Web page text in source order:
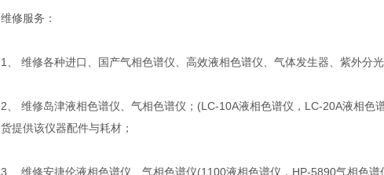
维修服务：
1、 维修各种进口、国产气相色谱仪、高效液相色谱仪、气体发生器、紫外分
2、 维修岛津液相色谱仪、气相色谱仪；(LC-10A液相色谱仪，LC-20A液相
货提供该仪器配件与耗材；
3、 维修安捷伦液相色谱仪、气相色谱仪(1100液相色谱仪，HP-5890气相色